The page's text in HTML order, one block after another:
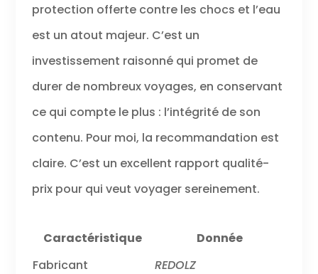
protection offerte contre les chocs et l’eau
est un atout majeur. C’est un
investissement raisonné qui promet de
durer de nombreux voyages, en conservant
ce qui compte le plus : l’intégrité de son
contenu. Pour moi, la recommandation est
claire. C’est un excellent rapport qualité-
prix pour qui veut voyager sereinement.
Caractéristique
Donnée
Fabricant
REDOLZ